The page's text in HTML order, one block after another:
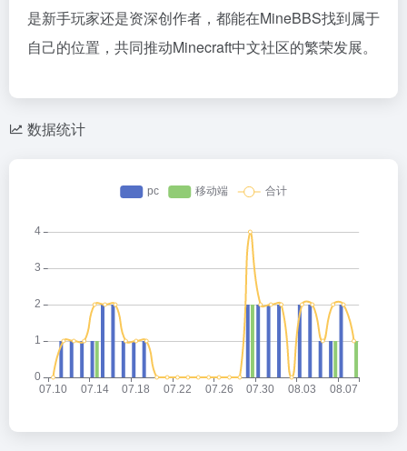
是新手玩家还是资深创作者，都能在MineBBS找到属于
自己的位置，共同推动Minecraft中文社区的繁荣发展。
数据统计